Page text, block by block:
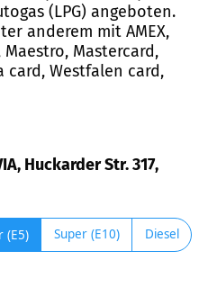
(LPG) angeboten.
anderem mit AMEX,
Maestro, Mastercard,
card, Westfalen card,
Huckarder Str. 317,
(E5) Super (E10) Diesel